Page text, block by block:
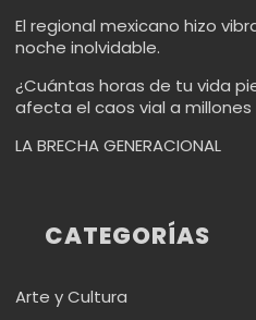
El regional mexicano hizo
noche inolvidable.
¿Cuántas horas de tu vida
afecta el caos vial a
LA BRECHA GENERACIONAL
CATEGORÍAS
Arte y Cultura